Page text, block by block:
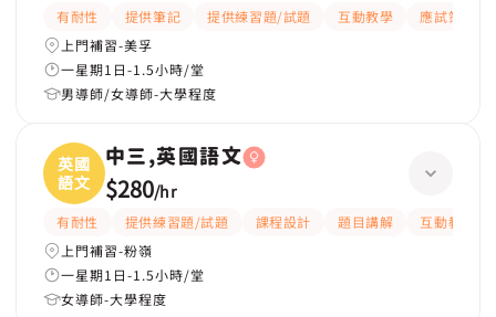
有耐性 提供筆記 提供練習題/試題 互動教學
應試策略
上門補習-美孚
一星期1日-1.5小時/堂
男導師/女導師-大學程度
英國
語文
中三,英國語文
$280/hr
有耐性 提供練習題/試題 課程設計 題目講解
互動教學
上門補習-粉嶺
一星期1日-1.5小時/堂
女導師-大學程度